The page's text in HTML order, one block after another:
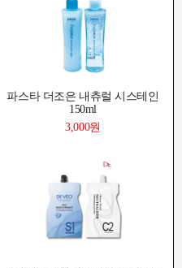
파스타 더조은 내츄럴 시스테인
150ml
3,000원